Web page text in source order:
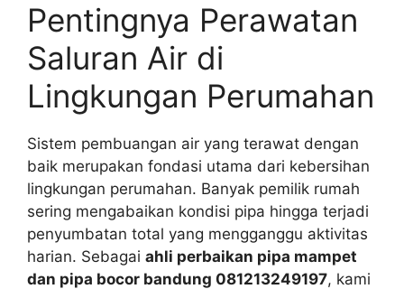
Pentingnya Perawatan
Saluran Air di
Lingkungan Perumahan
Sistem pembuangan air yang terawat dengan
baik merupakan fondasi utama dari kebersihan
lingkungan perumahan. Banyak pemilik rumah
sering mengabaikan kondisi pipa hingga terjadi
penyumbatan total yang mengganggu aktivitas
harian. Sebagai ahli perbaikan pipa mampet
dan pipa bocor bandung 081213249197, kami